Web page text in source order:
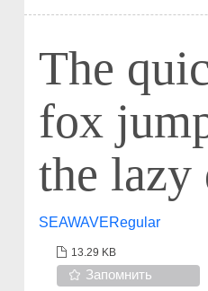
The
fox
the lazy
SEAWAVERegular
13.29 KB
Запомнить